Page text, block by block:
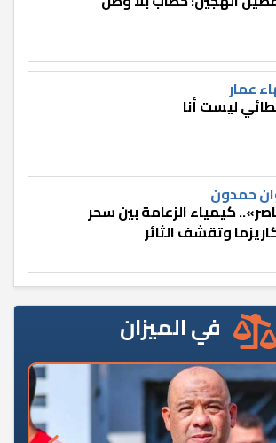
عمار
ليست أنا
حمدون
كيمياء الزعامة بين سحر
وتقشف الثائر
في الميزان